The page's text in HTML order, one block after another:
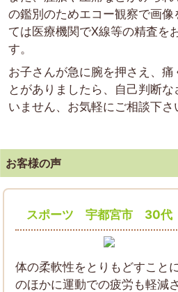
の鑑別のためエコー観察で画
ては医療機関でX線等の精査を
す。
お子さんが急に腕を押さえ、痛
とがありましたら、自己判断
いません、お気軽にご相談下さ
お客様の声
スポーツ 宇都宮市 30
体の柔軟性をとりもどすこと
のほかに運動での疲労も軽減